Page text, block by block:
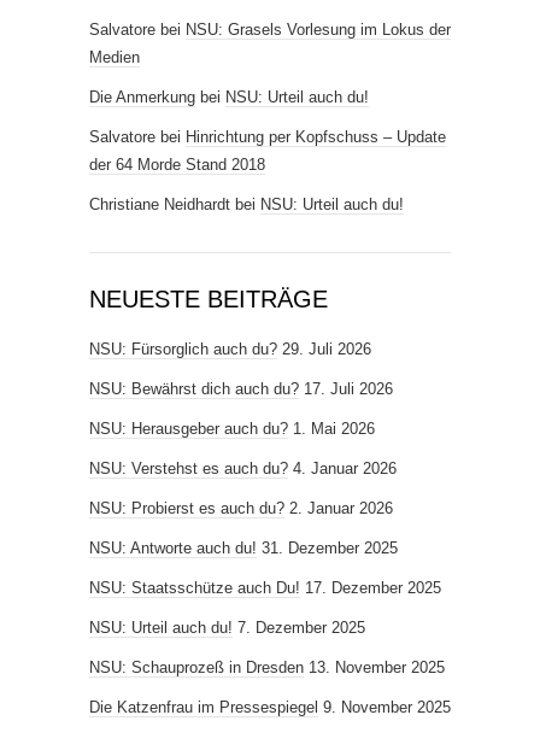
Salvatore bei NSU: Grasels Vorlesung im Lokus der
Medien
Die Anmerkung bei NSU: Urteil auch du!
Salvatore bei Hinrichtung per Kopfschuss – Update
der 64 Morde Stand 2018
Christiane Neidhardt bei NSU: Urteil auch du!
NEUESTE BEITRÄGE
NSU: Fürsorglich auch du? 29. Juli 2026
NSU: Bewährst dich auch du? 17. Juli 2026
NSU: Herausgeber auch du? 1. Mai 2026
NSU: Verstehst es auch du? 4. Januar 2026
NSU: Probierst es auch du? 2. Januar 2026
NSU: Antworte auch du! 31. Dezember 2025
NSU: Staatsschütze auch Du! 17. Dezember 2025
NSU: Urteil auch du! 7. Dezember 2025
NSU: Schauprozeß in Dresden 13. November 2025
Die Katzenfrau im Pressespiegel 9. November 2025